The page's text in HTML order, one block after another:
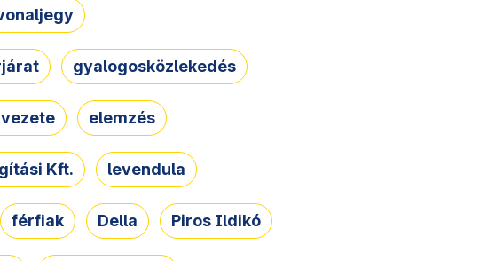
gyalogosközlekedés
elemzés
Kft. levendula
férfiak Della Piros Ildikó